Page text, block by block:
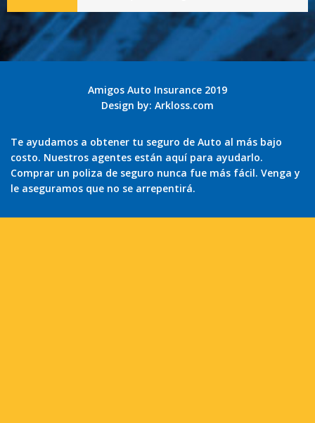
Amigos Auto Insurance 2019
Design by: Arkloss.com
Te ayudamos a obtener tu seguro de Auto al más bajo
costo. Nuestros agentes están aquí para ayudarlo.
Comprar un poliza de seguro nunca fue más fácil. Venga y
le aseguramos que no se arrepentirá.